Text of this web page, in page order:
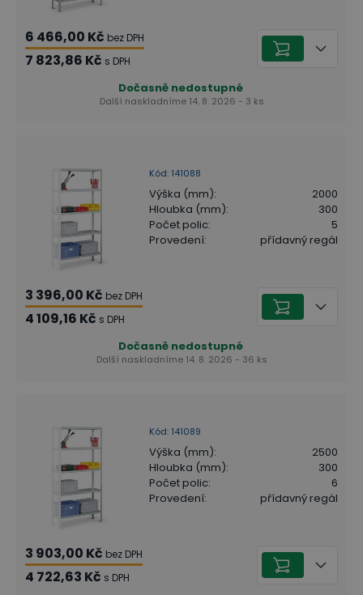
6 466,00 Kč bez DPH
7 823,86 Kč s DPH
Dočasně nedostupné
Další naskladníme 14. 8. 2026 - 3 ks
Kód: 141088
Výška (mm):
2000
Hloubka (mm):
300
Počet polic:
5
Provedení: přídavný regál
3 396,00 Kč bez DPH
4 109,16 Kč s DPH
Dočasně nedostupné
Další naskladníme 14. 8. 2026 - 36 ks
Kód: 141089
Výška (mm):
2500
Hloubka (mm):
300
Počet polic:
6
Provedení: přídavný regál
3 903,00 Kč bez DPH
4 722,63 Kč s DPH